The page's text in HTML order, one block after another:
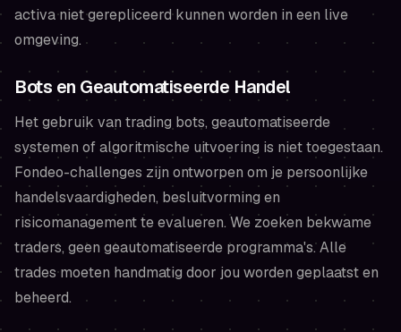
activa niet gerepliceerd kunnen worden in een live
omgeving.
Bots en Geautomatiseerde Handel
Het gebruik van trading bots, geautomatiseerde
systemen of algoritmische uitvoering is niet toegestaan.
Fondeo-challenges zijn ontworpen om je persoonlijke
handelsvaardigheden, besluitvorming en
risicomanagement te evalueren. We zoeken bekwame
traders, geen geautomatiseerde programma's. Alle
trades moeten handmatig door jou worden geplaatst en
beheerd.